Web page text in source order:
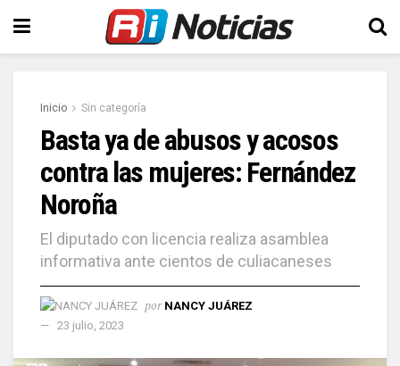
Inicio Sin categoría
Basta ya de abusos y acosos
contra las mujeres: Fernández
Noroña
El diputado con licencia realiza asamblea
informativa ante cientos de culiacaneses
por NANCY JUÁREZ
23 julio, 2023